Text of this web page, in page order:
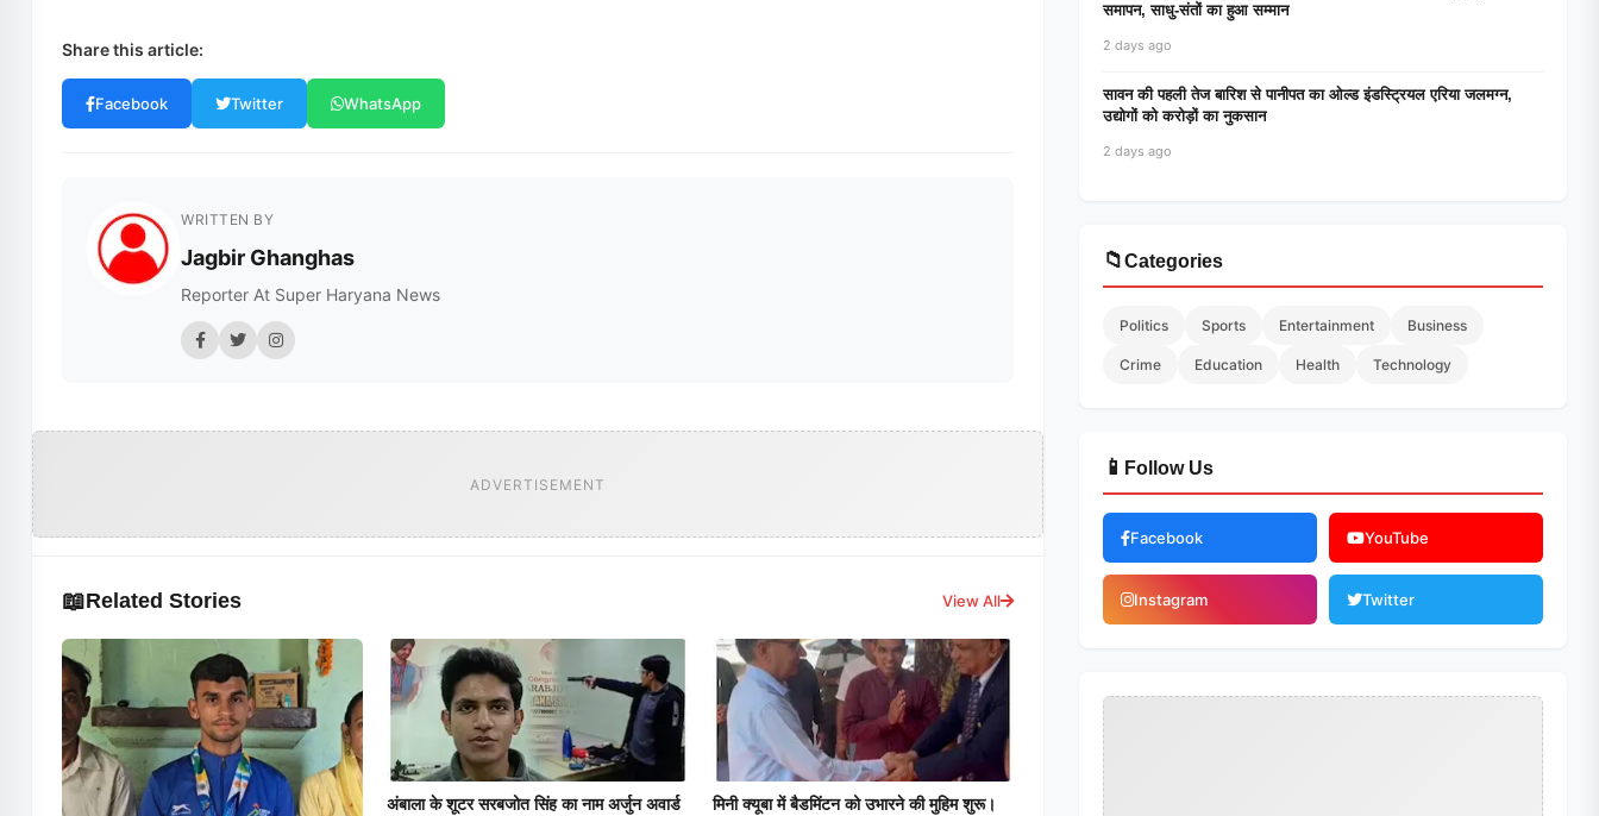
Share this article:
Facebook Twitter WhatsApp
WRITTEN BY
Jagbir Ghanghas
Reporter At Super Haryana News
ADVERTISEMENT
📖Related Stories View All
अंबाला के शूटर सरबजोत सिंह का नाम अर्जुन अवार्ड
मिनी क्यूबा में बैडमिंटन को उभारने की मुहिम शुरू।
समापन, साधु-संतों का हुआ सम्मान
2 days ago
सावन की पहली तेज बारिश से पानीपत का ओल्ड इंडस्ट्रियल एरिया जलमग्न,
उद्योगों को करोड़ों का नुकसान
2 days ago
📁Categories
Politics Sports Entertainment Business
Crime Education Health Technology
📱 Follow Us
Facebook YouTube
Instagram Twitter